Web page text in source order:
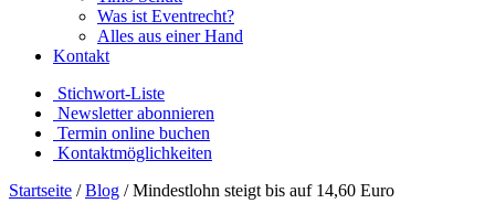
Was ist Eventrecht?
Alles aus einer Hand
Kontakt
Stichwort-Liste
Newsletter abonnieren
Termin online buchen
Kontaktmöglichkeiten
Startseite /Blog /Mindestlohn steigt bis auf 14,60 Euro